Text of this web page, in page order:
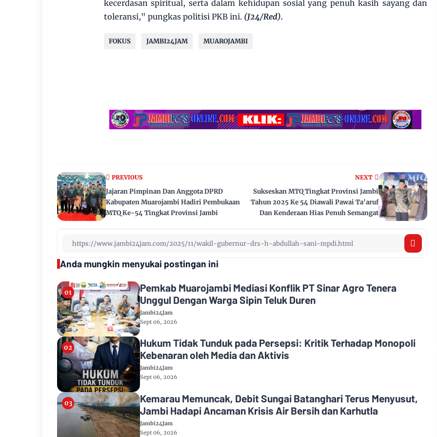
kecerdasan spiritual, serta dalam kehidupan sosial yang penuh kasih sayang dan
‎toleransi," pungkas politisi PKB ini.(J24/Red).
FOKUS JAMBI24JAM MUAROJAMBI
NEXT
Sukseskan MTQ Tingkat Provinsi Jambi
Tahun 2025 Ke 54 Diawali Pawai Ta'aruf
Dan Kenderaan Hias Penuh Semangat
PREVIOUS
Jajaran Pimpinan Dan Anggota DPRD
Kabupaten Muarojambi Hadiri Pembukaan
MTQ Ke-54 Tingkat Provinsi Jambi
Anda mungkin menyukai postingan ini
Pemkab Muarojambi Mediasi Konflik PT Sinar Agro Tenera
Unggul Dengan Warga Sipin Teluk Duren
Jambi24Jam
Sept 06, 2026
Hukum Tidak Tunduk pada Persepsi: Kritik Terhadap Monopoli
Kebenaran oleh Media dan Aktivis
Jambi24Jam
Sept 06, 2026
Kemarau Memuncak, Debit Sungai Batanghari Terus Menyusut,
Jambi Hadapi Ancaman Krisis Air Bersih dan Karhutla
Jambi24Jam
Sept 06, 2026